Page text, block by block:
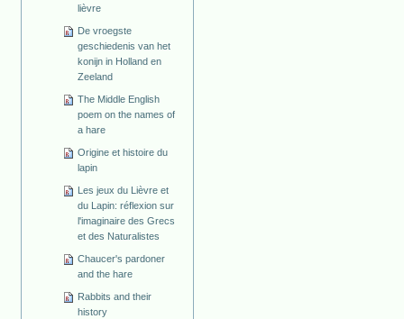
lièvre
De vroegste
geschiedenis van het
konijn in Holland en
Zeeland
The Middle English
poem on the names of
a hare
Origine et histoire du
lapin
Les jeux du Lièvre et
du Lapin: réflexion sur
l'imaginaire des Grecs
et des Naturalistes
Chaucer's pardoner
and the hare
Rabbits and their
history